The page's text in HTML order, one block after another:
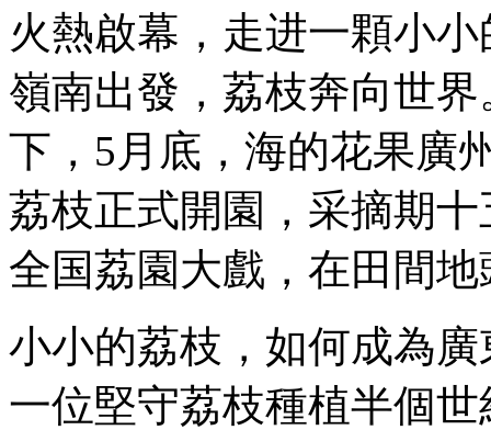
火熱啟幕，走进一顆小
嶺南出發，荔枝奔向世
下，5月底，海的花果廣
荔枝正式開園，采摘期
全国荔園大戲，在田間
小小的荔枝，如何成為
一位堅守荔枝種植半個